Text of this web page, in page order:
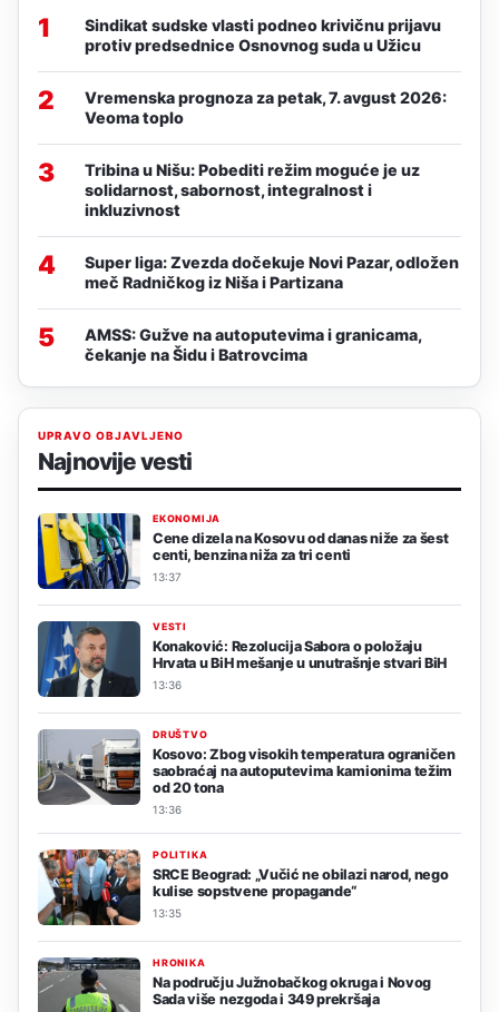
1
Sindikat sudske vlasti podneo krivičnu prijavu
protiv predsednice Osnovnog suda u Užicu
2
Vremenska prognoza za petak, 7. avgust 2026:
Veoma toplo
3
Tribina u Nišu: Pobediti režim moguće je uz
solidarnost, sabornost, integralnost i
inkluzivnost
4
Super liga: Zvezda dočekuje Novi Pazar, odložen
meč Radničkog iz Niša i Partizana
5
AMSS: Gužve na autoputevima i granicama,
čekanje na Šidu i Batrovcima
UPRAVO OBJAVLJENO
Najnovije vesti
EKONOMIJA
Cene dizela na Kosovu od danas niže za šest
centi, benzina niža za tri centi
13:37
VESTI
Konaković: Rezolucija Sabora o položaju
Hrvata u BiH mešanje u unutrašnje stvari BiH
13:36
DRUŠTVO
Kosovo: Zbog visokih temperatura ograničen
saobraćaj na autoputevima kamionima težim
od 20 tona
13:36
POLITIKA
SRCE Beograd: „Vučić ne obilazi narod, nego
kulise sopstvene propagande“
13:35
HRONIKA
Na području Južnobačkog okruga i Novog
Sada više nezgoda i 349 prekršaja